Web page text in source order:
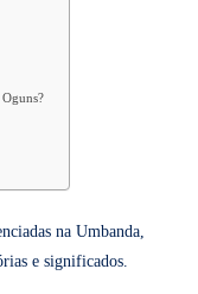
na Umbanda,
e significados.